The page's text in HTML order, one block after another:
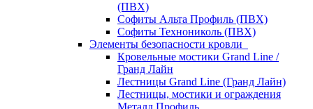
(ПВХ)
Софиты Альта Профиль (ПВХ)
Софиты Технониколь (ПВХ)
Элементы безопасности кровли
Кровельные мостики Grand Line /
Гранд Лайн
Лестницы Grand Line (Гранд Лайн)
Лестницы, мостики и ограждения
Металл Профиль